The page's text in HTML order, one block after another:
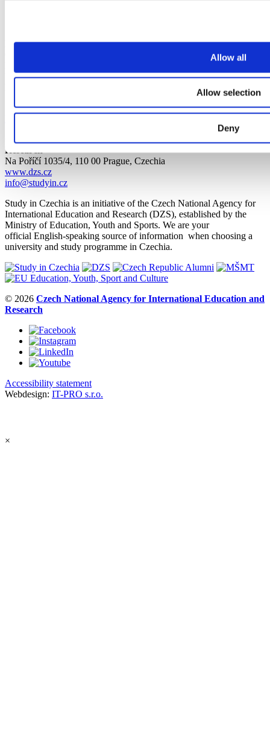
Allow all
Allow selection
Deny
Dovolená je v mém životě velkou součástí, protože cestuji po
Česku, abych poznávala různá města, oslavovala, poznávala nové
Upřímně řečeno, necítím žádný stesk po domově, protože je báječné
Share
Czech National Agency for International Education and
Research
Na Poříčí 1035/4, 110 00 Prague, Czechia
www.dzs.cz
info@studyin.cz
Study in Czechia is an initiative of the Czech National Agency for
International Education and Research (DZS), established by the
Ministry of Education, Youth and Sports. We are your
official English-speaking source of information when choosing a
university and study programme in Czechia.
© 2026 Czech National Agency for International Education and
Research
Accessibility statement
Webdesign: IT-PRO s.r.o.
×